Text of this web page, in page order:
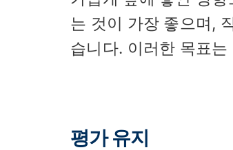
는 것이 가장 좋으며,
습니다. 이러한 목표
평가 유지